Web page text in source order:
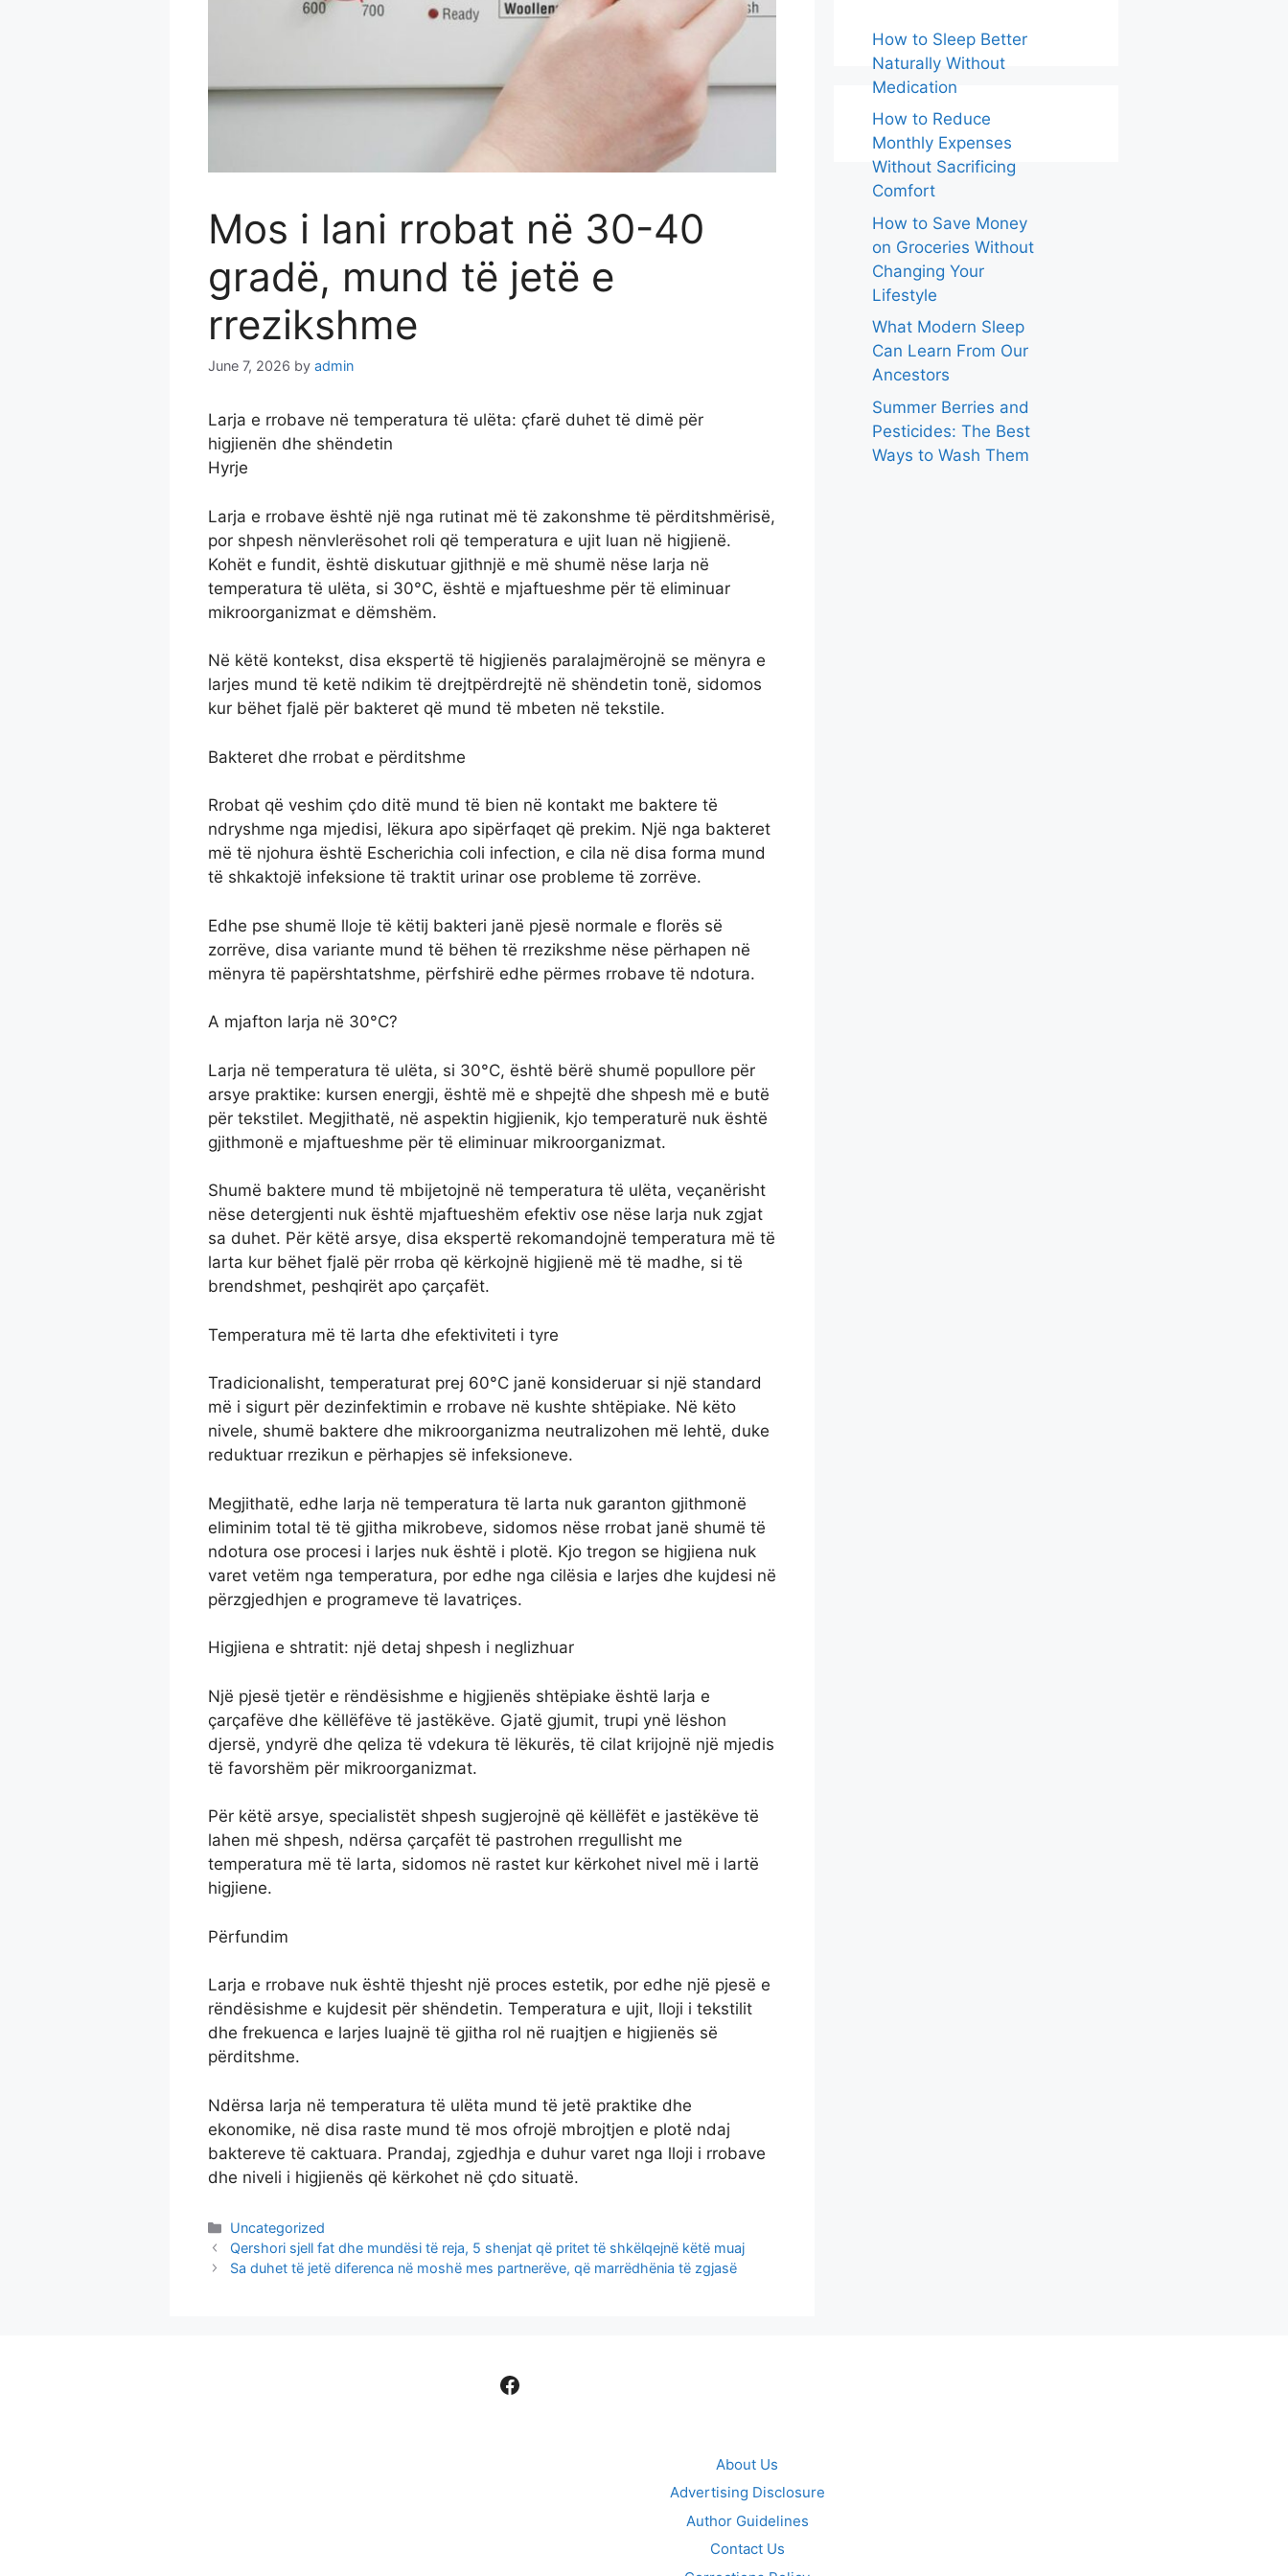
Mos i lani rrobat në 30-40
gradë, mund të jetë e
rrezikshme
June 7, 2026 by admin
Larja e rrobave në temperatura të ulëta: çfarë duhet të dimë për
higjienën dhe shëndetin
Hyrje
Larja e rrobave është një nga rutinat më të zakonshme të përditshmërisë,
por shpesh nënvlerësohet roli që temperatura e ujit luan në higjienë.
Kohët e fundit, është diskutuar gjithnjë e më shumë nëse larja në
temperatura të ulëta, si 30°C, është e mjaftueshme për të eliminuar
mikroorganizmat e dëmshëm.
Në këtë kontekst, disa ekspertë të higjienës paralajmërojnë se mënyra e
larjes mund të ketë ndikim të drejtpërdrejtë në shëndetin tonë, sidomos
kur bëhet fjalë për bakteret që mund të mbeten në tekstile.
Bakteret dhe rrobat e përditshme
Rrobat që veshim çdo ditë mund të bien në kontakt me baktere të
ndryshme nga mjedisi, lëkura apo sipërfaqet që prekim. Një nga bakteret
më të njohura është Escherichia coli infection, e cila në disa forma mund
të shkaktojë infeksione të traktit urinar ose probleme të zorrëve.
Edhe pse shumë lloje të këtij bakteri janë pjesë normale e florës së
zorrëve, disa variante mund të bëhen të rrezikshme nëse përhapen në
mënyra të papërshtatshme, përfshirë edhe përmes rrobave të ndotura.
A mjafton larja në 30°C?
Larja në temperatura të ulëta, si 30°C, është bërë shumë popullore për
arsye praktike: kursen energji, është më e shpejtë dhe shpesh më e butë
për tekstilet. Megjithatë, në aspektin higjienik, kjo temperaturë nuk është
gjithmonë e mjaftueshme për të eliminuar mikroorganizmat.
Shumë baktere mund të mbijetojnë në temperatura të ulëta, veçanërisht
nëse detergjenti nuk është mjaftueshëm efektiv ose nëse larja nuk zgjat
sa duhet. Për këtë arsye, disa ekspertë rekomandojnë temperatura më të
larta kur bëhet fjalë për rroba që kërkojnë higjienë më të madhe, si të
brendshmet, peshqirët apo çarçafët.
Temperatura më të larta dhe efektiviteti i tyre
Tradicionalisht, temperaturat prej 60°C janë konsideruar si një standard
më i sigurt për dezinfektimin e rrobave në kushte shtëpiake. Në këto
nivele, shumë baktere dhe mikroorganizma neutralizohen më lehtë, duke
reduktuar rrezikun e përhapjes së infeksioneve.
Megjithatë, edhe larja në temperatura të larta nuk garanton gjithmonë
eliminim total të të gjitha mikrobeve, sidomos nëse rrobat janë shumë të
ndotura ose procesi i larjes nuk është i plotë. Kjo tregon se higjiena nuk
varet vetëm nga temperatura, por edhe nga cilësia e larjes dhe kujdesi në
përzgjedhjen e programeve të lavatriçes.
Higjiena e shtratit: një detaj shpesh i neglizhuar
Një pjesë tjetër e rëndësishme e higjienës shtëpiake është larja e
çarçafëve dhe këllëfëve të jastëkëve. Gjatë gjumit, trupi ynë lëshon
djersë, yndyrë dhe qeliza të vdekura të lëkurës, të cilat krijojnë një mjedis
të favorshëm për mikroorganizmat.
Për këtë arsye, specialistët shpesh sugjerojnë që këllëfët e jastëkëve të
lahen më shpesh, ndërsa çarçafët të pastrohen rregullisht me
temperatura më të larta, sidomos në rastet kur kërkohet nivel më i lartë
higjiene.
Përfundim
Larja e rrobave nuk është thjesht një proces estetik, por edhe një pjesë e
rëndësishme e kujdesit për shëndetin. Temperatura e ujit, lloji i tekstilit
dhe frekuenca e larjes luajnë të gjitha rol në ruajtjen e higjienës së
përditshme.
Ndërsa larja në temperatura të ulëta mund të jetë praktike dhe
ekonomike, në disa raste mund të mos ofrojë mbrojtjen e plotë ndaj
baktereve të caktuara. Prandaj, zgjedhja e duhur varet nga lloji i rrobave
dhe niveli i higjienës që kërkohet në çdo situatë.
Categories
Uncategorized
Qershori sjell fat dhe mundësi të reja, 5 shenjat që pritet të shkëlqejnë këtë muaj
Sa duhet të jetë diferenca në moshë mes partnerëve, që marrëdhënia të zgjasë
How to Sleep Better
Naturally Without
Medication
How to Reduce
Monthly Expenses
Without Sacrificing
Comfort
How to Save Money
on Groceries Without
Changing Your
Lifestyle
What Modern Sleep
Can Learn From Our
Ancestors
Summer Berries and
Pesticides: The Best
Ways to Wash Them
Facebook
About Us
Advertising Disclosure
Author Guidelines
Contact Us